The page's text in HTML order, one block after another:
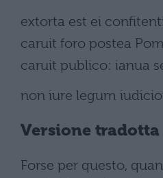
extorta est ei
caruit foro postea
caruit publico: ianua
non iure legum
Versione tradotta
Forse per questo,